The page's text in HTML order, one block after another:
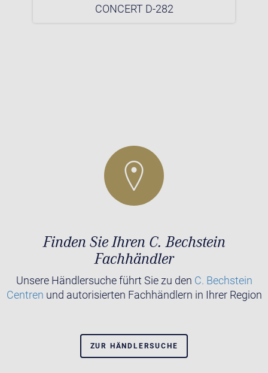
CONCERT D-282
Finden Sie Ihren C. Bechstein
Fachhändler
Unsere Händlersuche führt Sie zu den C. Bechstein
Centren und autorisierten Fachhändlern in Ihrer Region
ZUR HÄNDLERSUCHE